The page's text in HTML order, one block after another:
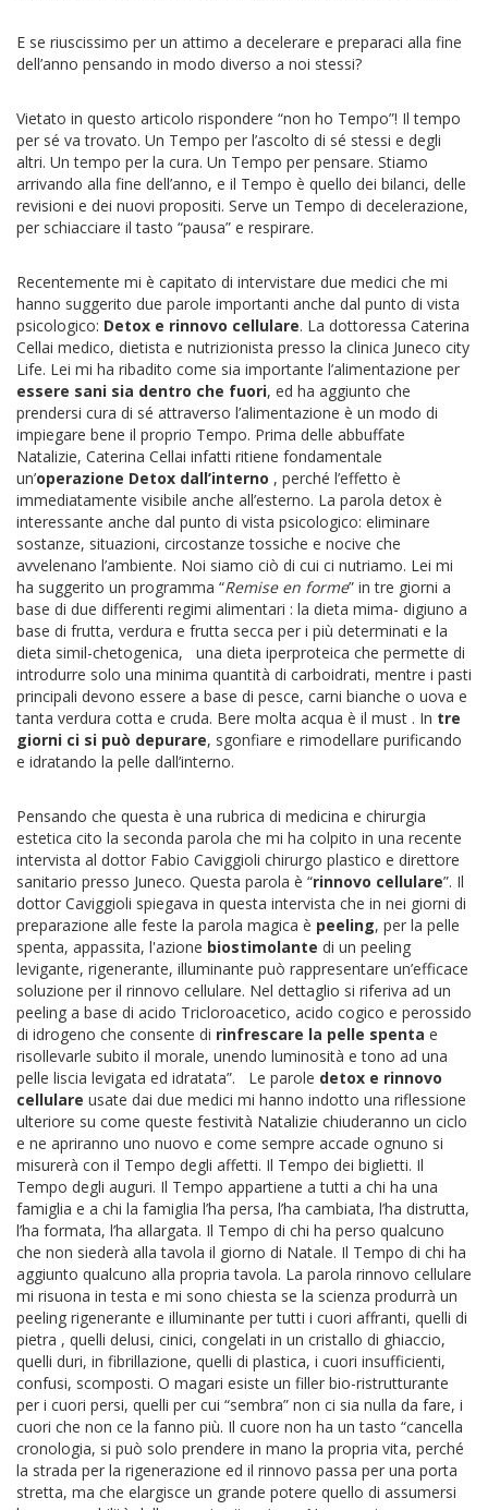
E se riuscissimo per un attimo a decelerare e preparaci alla fine
dell’anno pensando in modo diverso a noi stessi?
Vietato in questo articolo rispondere “non ho Tempo”! Il tempo
per sé va trovato. Un Tempo per l’ascolto di sé stessi e degli
altri. Un tempo per la cura. Un Tempo per pensare. Stiamo
arrivando alla fine dell’anno, e il Tempo è quello dei bilanci, delle
revisioni e dei nuovi propositi. Serve un Tempo di decelerazione,
per schiacciare il tasto “pausa” e respirare.
Recentemente mi è capitato di intervistare due medici che mi
hanno suggerito due parole importanti anche dal punto di vista
psicologico: Detox e rinnovo cellulare. La dottoressa Caterina
Cellai medico, dietista e nutrizionista presso la clinica Juneco city
Life. Lei mi ha ribadito come sia importante l’alimentazione per
essere sani sia dentro che fuori, ed ha aggiunto che
prendersi cura di sé attraverso l’alimentazione è un modo di
impiegare bene il proprio Tempo. Prima delle abbuffate
Natalizie, Caterina Cellai infatti ritiene fondamentale
un’operazione Detox dall’interno , perché l’effetto è
immediatamente visibile anche all’esterno. La parola detox è
interessante anche dal punto di vista psicologico: eliminare
sostanze, situazioni, circostanze tossiche e nocive che
avvelenano l’ambiente. Noi siamo ciò di cui ci nutriamo. Lei mi
ha suggerito un programma “Remise en forme” in tre giorni a
base di due differenti regimi alimentari : la dieta mima- digiuno a
base di frutta, verdura e frutta secca per i più determinati e la
dieta simil-chetogenica, una dieta iperproteica che permette di
introdurre solo una minima quantità di carboidrati, mentre i pasti
principali devono essere a base di pesce, carni bianche o uova e
tanta verdura cotta e cruda. Bere molta acqua è il must . In tre
giorni ci si può depurare, sgonfiare e rimodellare purificando
e idratando la pelle dall’interno.
Pensando che questa è una rubrica di medicina e chirurgia
estetica cito la seconda parola che mi ha colpito in una recente
intervista al dottor Fabio Caviggioli chirurgo plastico e direttore
sanitario presso Juneco. Questa parola è “rinnovo cellulare”. Il
dottor Caviggioli spiegava in questa intervista che in nei giorni di
preparazione alle feste la parola magica è peeling, per la pelle
spenta, appassita, l'azione biostimolante di un peeling
levigante, rigenerante, illuminante può rappresentare un’efficace
soluzione per il rinnovo cellulare. Nel dettaglio si riferiva ad un
peeling a base di acido Tricloroacetico, acido cogico e perossido
di idrogeno che consente di rinfrescare la pelle spenta e
risollevarle subito il morale, unendo luminosità e tono ad una
pelle liscia levigata ed idratata”. Le parole detox e rinnovo
cellulare usate dai due medici mi hanno indotto una riflessione
ulteriore su come queste festività Natalizie chiuderanno un ciclo
e ne apriranno uno nuovo e come sempre accade ognuno si
misurerà con il Tempo degli affetti. Il Tempo dei biglietti. Il
Tempo degli auguri. Il Tempo appartiene a tutti a chi ha una
famiglia e a chi la famiglia l’ha persa, l’ha cambiata, l’ha distrutta,
l’ha formata, l’ha allargata. Il Tempo di chi ha perso qualcuno
che non siederà alla tavola il giorno di Natale. Il Tempo di chi ha
aggiunto qualcuno alla propria tavola. La parola rinnovo cellulare
mi risuona in testa e mi sono chiesta se la scienza produrrà un
peeling rigenerante e illuminante per tutti i cuori affranti, quelli di
pietra , quelli delusi, cinici, congelati in un cristallo di ghiaccio,
quelli duri, in fibrillazione, quelli di plastica, i cuori insufficienti,
confusi, scomposti. O magari esiste un filler bio-ristrutturante
per i cuori persi, quelli per cui “sembra” non ci sia nulla da fare, i
cuori che non ce la fanno più. Il cuore non ha un tasto “cancella
cronologia, si può solo prendere in mano la propria vita, perché
la strada per la rigenerazione ed il rinnovo passa per una porta
stretta, ma che elargisce un grande potere quello di assumersi